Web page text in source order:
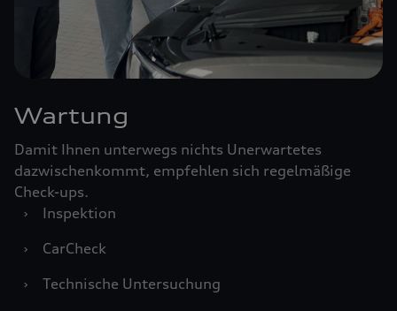
Wartung
Damit Ihnen unterwegs nichts Unerwartetes
dazwischenkommt, empfehlen sich regelmäßige
Check-ups.
›
Inspektion
›
CarCheck
›
Technische Untersuchung